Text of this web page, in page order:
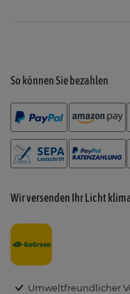
So können Sie bezahlen
Wir versenden Ihr Licht
Umweltfreundlicher